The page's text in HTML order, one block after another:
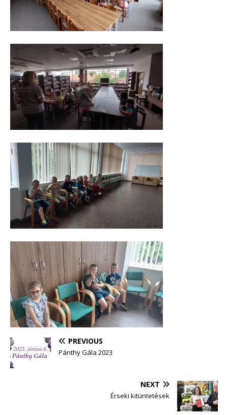
PREVIOUS
Pánthy Gála 2023
NEXT
Érseki kitüntetések